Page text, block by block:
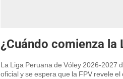
¿Cuándo comienza la
La Liga Peruana de Vóley 2026-2027
oficial y se espera que la FPV revele